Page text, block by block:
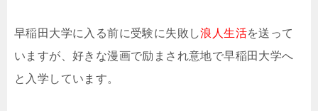
早稲田大学に入る前に受験に失敗し浪人生活を送って
いますが、好きな漫画で励まされ意地で早稲田大学へ
と入学しています。